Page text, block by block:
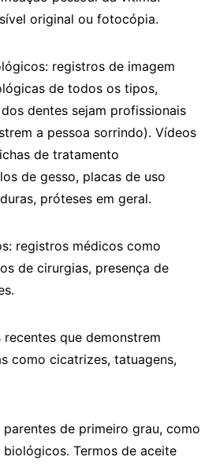
original ou fotocópia.
registros de imagem
de todos os tipos,
dentes sejam profissionais
a pessoa sorrindo). Vídeos
de tratamento
de gesso, placas de uso
próteses em geral.
registros médicos como
de cirurgias, presença de
que demonstrem
como cicatrizes, tatuagens,
de primeiro grau, como
Termos de aceite